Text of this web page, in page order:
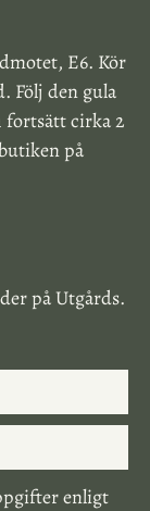
E6. Kör
Följ den gula
fortsätt cirka 2
på
på Utgårds.
enligt